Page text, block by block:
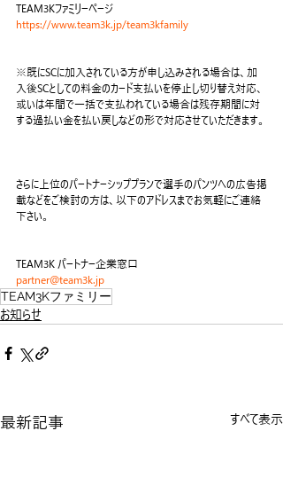
TEAM3Kファミリーページ
https://www.team3k.jp/team3kfamily
※既にSCに加入されている方が申し込みされる場合は、加
入後SCとしての料金のカード支払いを停止し切り替え対応、
或いは年間で一括で支払われている場合は残存期間に対
する過払い金を払い戻しなどの形で対応させていただきます。
さらに上位のパートナーシッププランで選手のパンツへの広告掲
載などをご検討の方は、以下のアドレスまでお気軽にご連絡
下さい。
TEAM3K パートナー企業窓口
partner@team3k.jp
TEAM3Kファミリー
お知らせ
最新記事 すべて表示